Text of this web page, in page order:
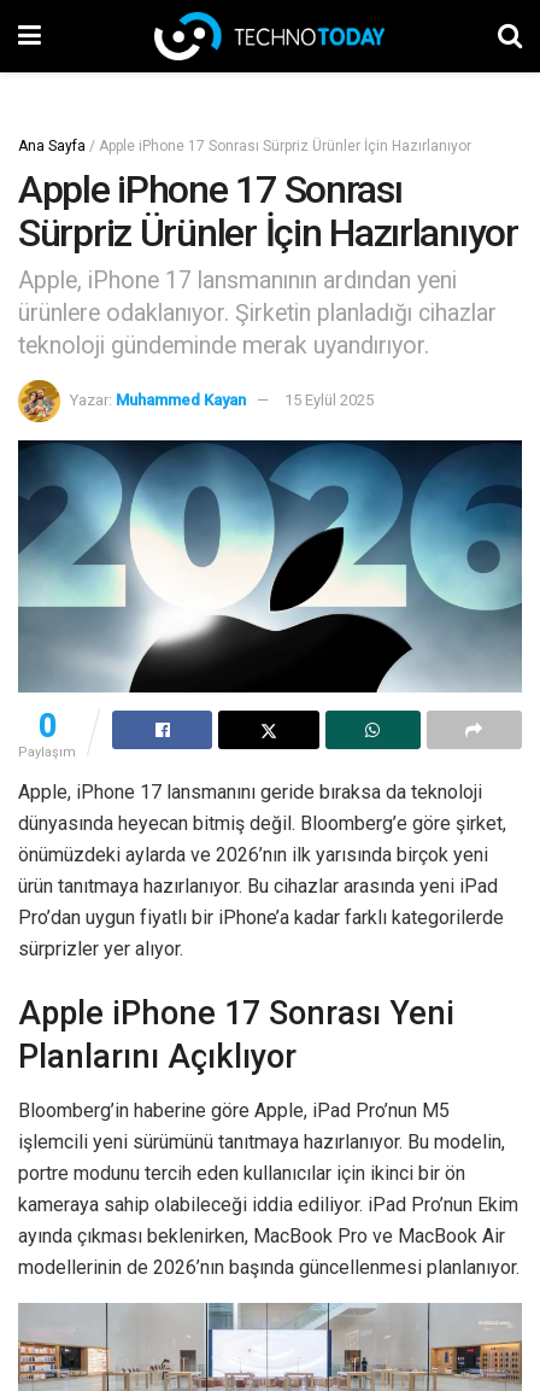
Ana Sayfa / Apple iPhone 17 Sonrası Sürpriz Ürünler İçin Hazırlanıyor
Apple iPhone 17 Sonrası
Sürpriz Ürünler İçin Hazırlanıyor
Apple, iPhone 17 lansmanının ardından yeni
ürünlere odaklanıyor. Şirketin planladığı cihazlar
teknoloji gündeminde merak uyandırıyor.
Yazar: Muhammed Kayan 15 Eylül 2025
0
Paylaşım
Apple, iPhone 17 lansmanını geride bıraksa da teknoloji
dünyasında heyecan bitmiş değil. Bloomberg’e göre şirket,
önümüzdeki aylarda ve 2026’nın ilk yarısında birçok yeni
ürün tanıtmaya hazırlanıyor. Bu cihazlar arasında yeni iPad
Pro’dan uygun fiyatlı bir iPhone’a kadar farklı kategorilerde
sürprizler yer alıyor.
Apple iPhone 17 Sonrası Yeni
Planlarını Açıklıyor
Bloomberg’in haberine göre Apple, iPad Pro’nun M5
işlemcili yeni sürümünü tanıtmaya hazırlanıyor. Bu modelin,
portre modunu tercih eden kullanıcılar için ikinci bir ön
kameraya sahip olabileceği iddia ediliyor. iPad Pro’nun Ekim
ayında çıkması beklenirken, MacBook Pro ve MacBook Air
modellerinin de 2026’nın başında güncellenmesi planlanıyor.